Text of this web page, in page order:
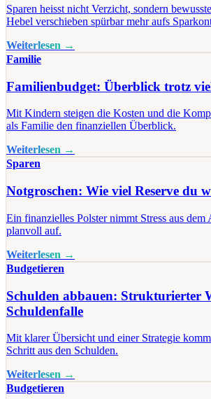
Sparen heisst nicht Verzicht, sondern
Hebel verschieben spürbar mehr aufs
Weiterlesen →
Familie
Familienbudget: Überblick trotz
Mit Kindern steigen die Kosten und die
als Familie den finanziellen Überblick.
Weiterlesen →
Sparen
Notgroschen: Wie viel Reserve du
Ein finanzielles Polster nimmt Stress aus dem
planvoll auf.
Weiterlesen →
Budgetieren
Schulden abbauen: Strukturierter
Schuldenfalle
Mit klarer Übersicht und einer Strategie
Schritt aus den Schulden.
Weiterlesen →
Budgetieren